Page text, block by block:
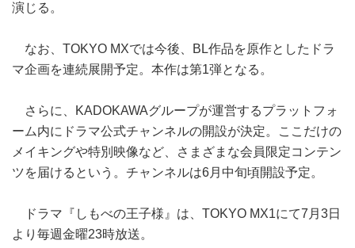
演じる。
なお、TOKYO MXでは今後、BL作品を原作としたドラ
マ企画を連続展開予定。本作は第1弾となる。
さらに、KADOKAWAグループが運営するプラットフォ
ーム内にドラマ公式チャンネルの開設が決定。ここだけの
メイキングや特別映像など、さまざまな会員限定コンテン
ツを届けるという。チャンネルは6月中旬頃開設予定。
ドラマ『しもべの王子様』は、TOKYO MX1にて7月3日
より毎週金曜23時放送。